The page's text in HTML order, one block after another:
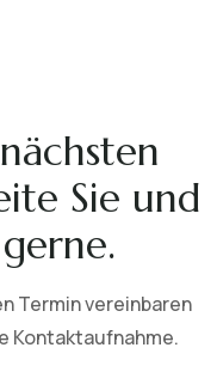
Sie und
Termin vereinbaren
Kontaktaufnahme.